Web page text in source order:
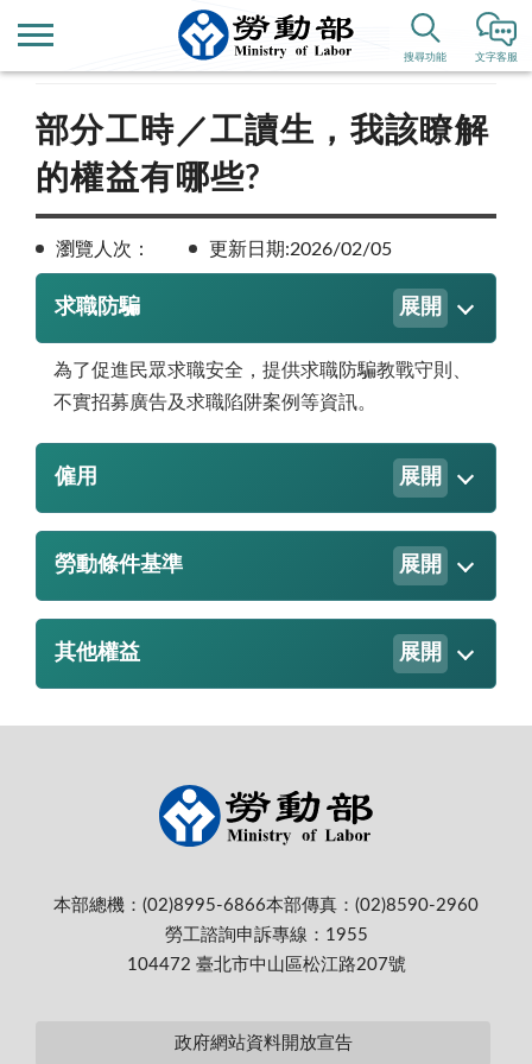
文字客服
搜尋功能
便民服務
部分工時／工讀生，我該瞭解
的權益有哪些?
瀏覽人次： 更新日期:2026/02/05
求職防騙 展開
為了促進民眾求職安全，提供求職防騙教戰守則、
不實招募廣告及求職陷阱案例等資訊。
僱用 展開
勞動條件基準 展開
其他權益 展開
本部總機：(02)8995-6866本部傳真：(02)8590-2960
勞工諮詢申訴專線：1955
104472 臺北市中山區松江路207號
政府網站資料開放宣告